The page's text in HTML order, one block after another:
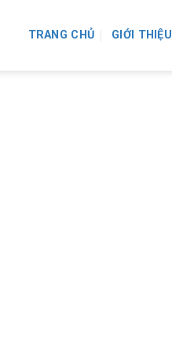
TRANG CHỦ GIỚI THIỆU